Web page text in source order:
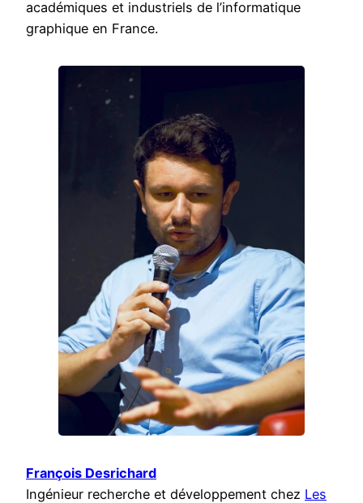
académiques et industriels de l’informatique
graphique en France.
François Desrichard
Ingénieur recherche et développement chez Les